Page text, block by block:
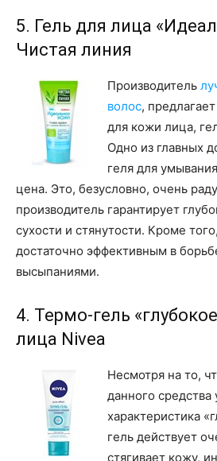
5. Гель для лица
Чистая линия
Производитель
волос,
для кожи лица,
Одно из главных
геля для
цена. Это, безусловно, очень
производитель гарантирует
сухости и стянутости. Кроме
достаточно эффективным в
высыпаниями.
4. Термо-гель
лица Nivea
Несмотря на то,
данного средства
характеристика
гель действует
стягивает кожу,